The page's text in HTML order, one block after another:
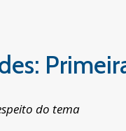
do tema